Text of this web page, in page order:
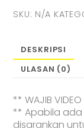
SKU: N/A
DESKRIPSI
ULASAN (0)
** WAJIB VIDEO
** Apabila ada
disarankan